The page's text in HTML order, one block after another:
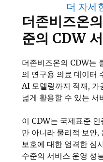
더 자세
더존비즈온
준의 CDW
더존비즈온의 CDW는
의 연구용 의료 데이터
AI 모델링까지 적재, 가
넓게 활용할 수 있는 서
이 CDW는 국제표준
만 아니라 물리적 보안,
보호에 대한 엄격한 심
수준의 서비스 운영 성